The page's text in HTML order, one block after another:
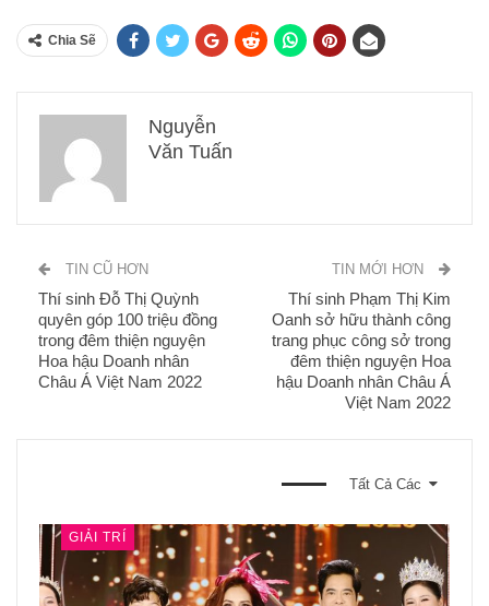
Chia Sẽ
Nguyễn
Văn Tuấn
TIN CŨ HƠN
Thí sinh Đỗ Thị Quỳnh
quyên góp 100 triệu đồng
trong đêm thiện nguyện
Hoa hậu Doanh nhân
Châu Á Việt Nam 2022
TIN MỚI HƠN
Thí sinh Phạm Thị Kim
Oanh sở hữu thành công
trang phục công sở trong
đêm thiện nguyện Hoa
hậu Doanh nhân Châu Á
Việt Nam 2022
Tất Cả Các
GIẢI TRÍ